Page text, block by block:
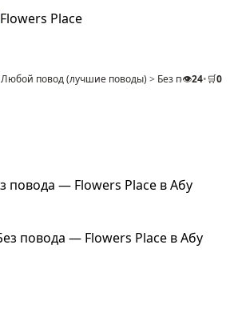
Любой повод (лучшие поводы) > Без повода>
👁️24•🛒0